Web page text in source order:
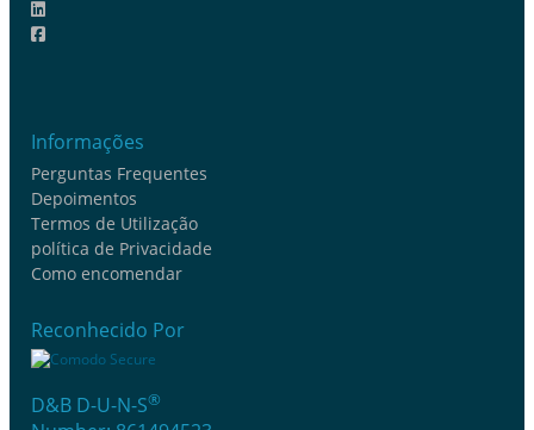
Informações
Perguntas Frequentes
Depoimentos
Termos de Utilização
política de Privacidade
Como encomendar
Reconhecido Por
D&B D-U-N-S®